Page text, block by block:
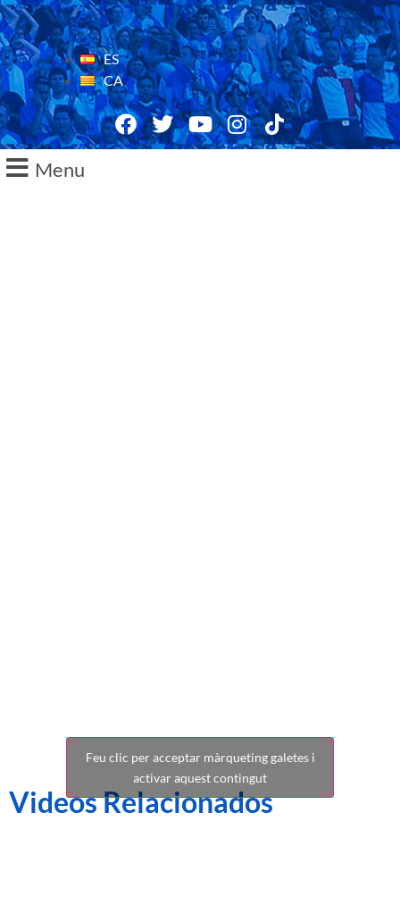
ES
CA
Menu
Feu clic per acceptar màrqueting galetes i
activar aquest contingut
Videos Relacionados